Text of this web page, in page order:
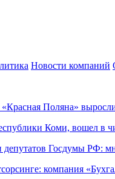
Новости компаний
Поляна»
Коми, вошел в
Госдумы РФ:
компания